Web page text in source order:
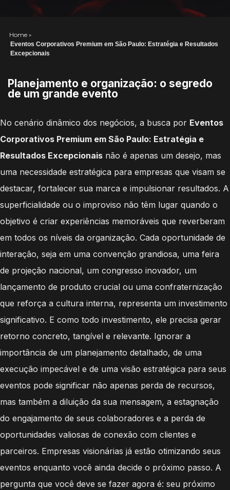
Home »
Eventos Corporativos Premium em São Paulo: Estratégia e Resultados
Excepcionais
Planejamento e organização: o segredo
de um grande evento
No cenário dinâmico dos negócios, a busca por Eventos
Corporativos Premium em São Paulo: Estratégia e
Resultados Excepcionais não é apenas um desejo, mas
uma necessidade estratégica para empresas que visam se
destacar, fortalecer sua marca e impulsionar resultados. A
superficialidade ou o improviso não têm lugar quando o
objetivo é criar experiências memoráveis que reverberam
em todos os níveis da organização. Cada oportunidade de
interação, seja em uma convenção grandiosa, uma feira
de projeção nacional, um congresso inovador, um
lançamento de produto crucial ou uma confraternização
que reforça a cultura interna, representa um investimento
significativo. E como todo investimento, ele precisa gerar
retorno concreto, tangível e relevante. Ignorar a
importância de um planejamento detalhado, de uma
execução impecável e de uma visão estratégica para seus
eventos pode significar não apenas perda de recursos,
mas também a diluição da sua mensagem, a estagnação
do engajamento de seus colaboradores e a perda de
oportunidades valiosas de conexão com clientes e
parceiros. Empresas visionárias já estão otimizando seus
eventos enquanto você ainda decide o próximo passo. A
pergunta que você deve se fazer agora é: seu próximo